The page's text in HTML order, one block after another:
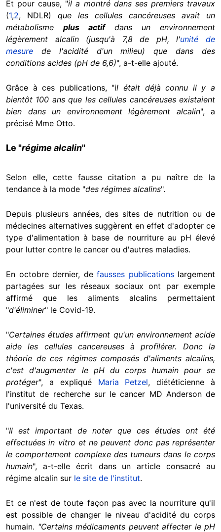
Et pour cause, "il a montré dans ses premiers travaux
(1,2, NDLR) que les cellules cancéreuses avait un
métabolisme plus actifdans un environnement
légèrement alcalin (jusqu'à 7,8 de pH, l'unité de
mesure de l'acidité d'un milieu) que dans des
conditions acides (pH de 6,6)", a-t-elle ajouté.
Grâce à ces publications, "il était déjà connu il y a
bientôt 100 ans que les cellules cancéreuses existaient
bien dans un environnement légèrement alcalin", a
précisé Mme Otto.
Le "régime alcalin"
Selon elle, cette fausse citation a pu naître de la
tendance à la mode "des régimes alcalins".
Depuis plusieurs années, des sites de nutrition ou de
médecines alternatives suggèrent en effet d'adopter ce
type d'alimentation à base de nourriture au pH élevé
pour lutter contre le cancer ou d'autres maladies.
En octobre dernier, de fausses publicationslargement
partagées sur les réseaux sociaux ont par exemple
affirmé que les aliments alcalins permettaient
"d'éliminer" le Covid-19.
"Certaines études affirment qu'un environnement acide
aide les cellules cancereuses à profilérer. Donc la
théorie de ces régimes composés d'aliments alcalins,
c'est d'augmenter le pH du corps humain pour se
protéger", a expliqué Maria Petzel, diététicienne à
l'institut de recherche sur le cancer MD Anderson de
l'université du Texas.
"Il est important de noter que ces études ont été
effectuées in vitro et ne peuvent donc pas représenter
le comportement complexe des tumeurs dans le corps
humain", a-t-elle écrit dans un article consacré au
régime alcalin sur le site de l'institut.
Et ce n'est de toute façon pas avec la nourriture qu'il
est possible de changer le niveau d'acidité du corps
humain. "Certains médicaments peuvent affecter le pH